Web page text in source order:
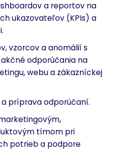
a reportov na
ukazovateľov (KPIs) a
vzorcov a anomálií s
odporúčania na
webu a zákazníckej
príprava odporúčaní.
tímom pri
potrieb a podpore